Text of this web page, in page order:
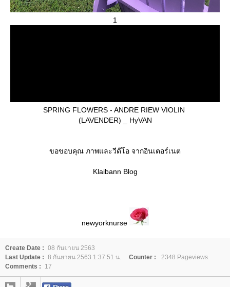
1
SPRING FLOWERS - ANDRE RIEW VIOLIN
(LAVENDER) _ HyVAN
ขอขอบคุณ ภาพและวีด๊โอ จากอินเตอร์เนต
Klaibann Blog
newyorknurse
Create Date : 08 กันยายน 2563
Last Update : 8 กันยายน 2563 1:37:51 น. Counter :
2348 Pageviews.
Comments :
17